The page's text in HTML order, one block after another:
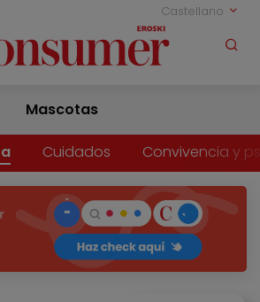
Castellano
Mascotas
Cuidados Convivencia y